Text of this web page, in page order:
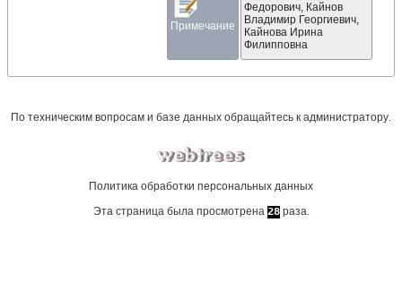
Примечание
Федорович, Кайнов
Владимир Георгиевич,
Кайнова Ирина
Филипповна
По техническим вопросам и базе данных обращайтесь к администратору.
Политика обработки персональных данных
Эта страница была просмотрена 28раза.